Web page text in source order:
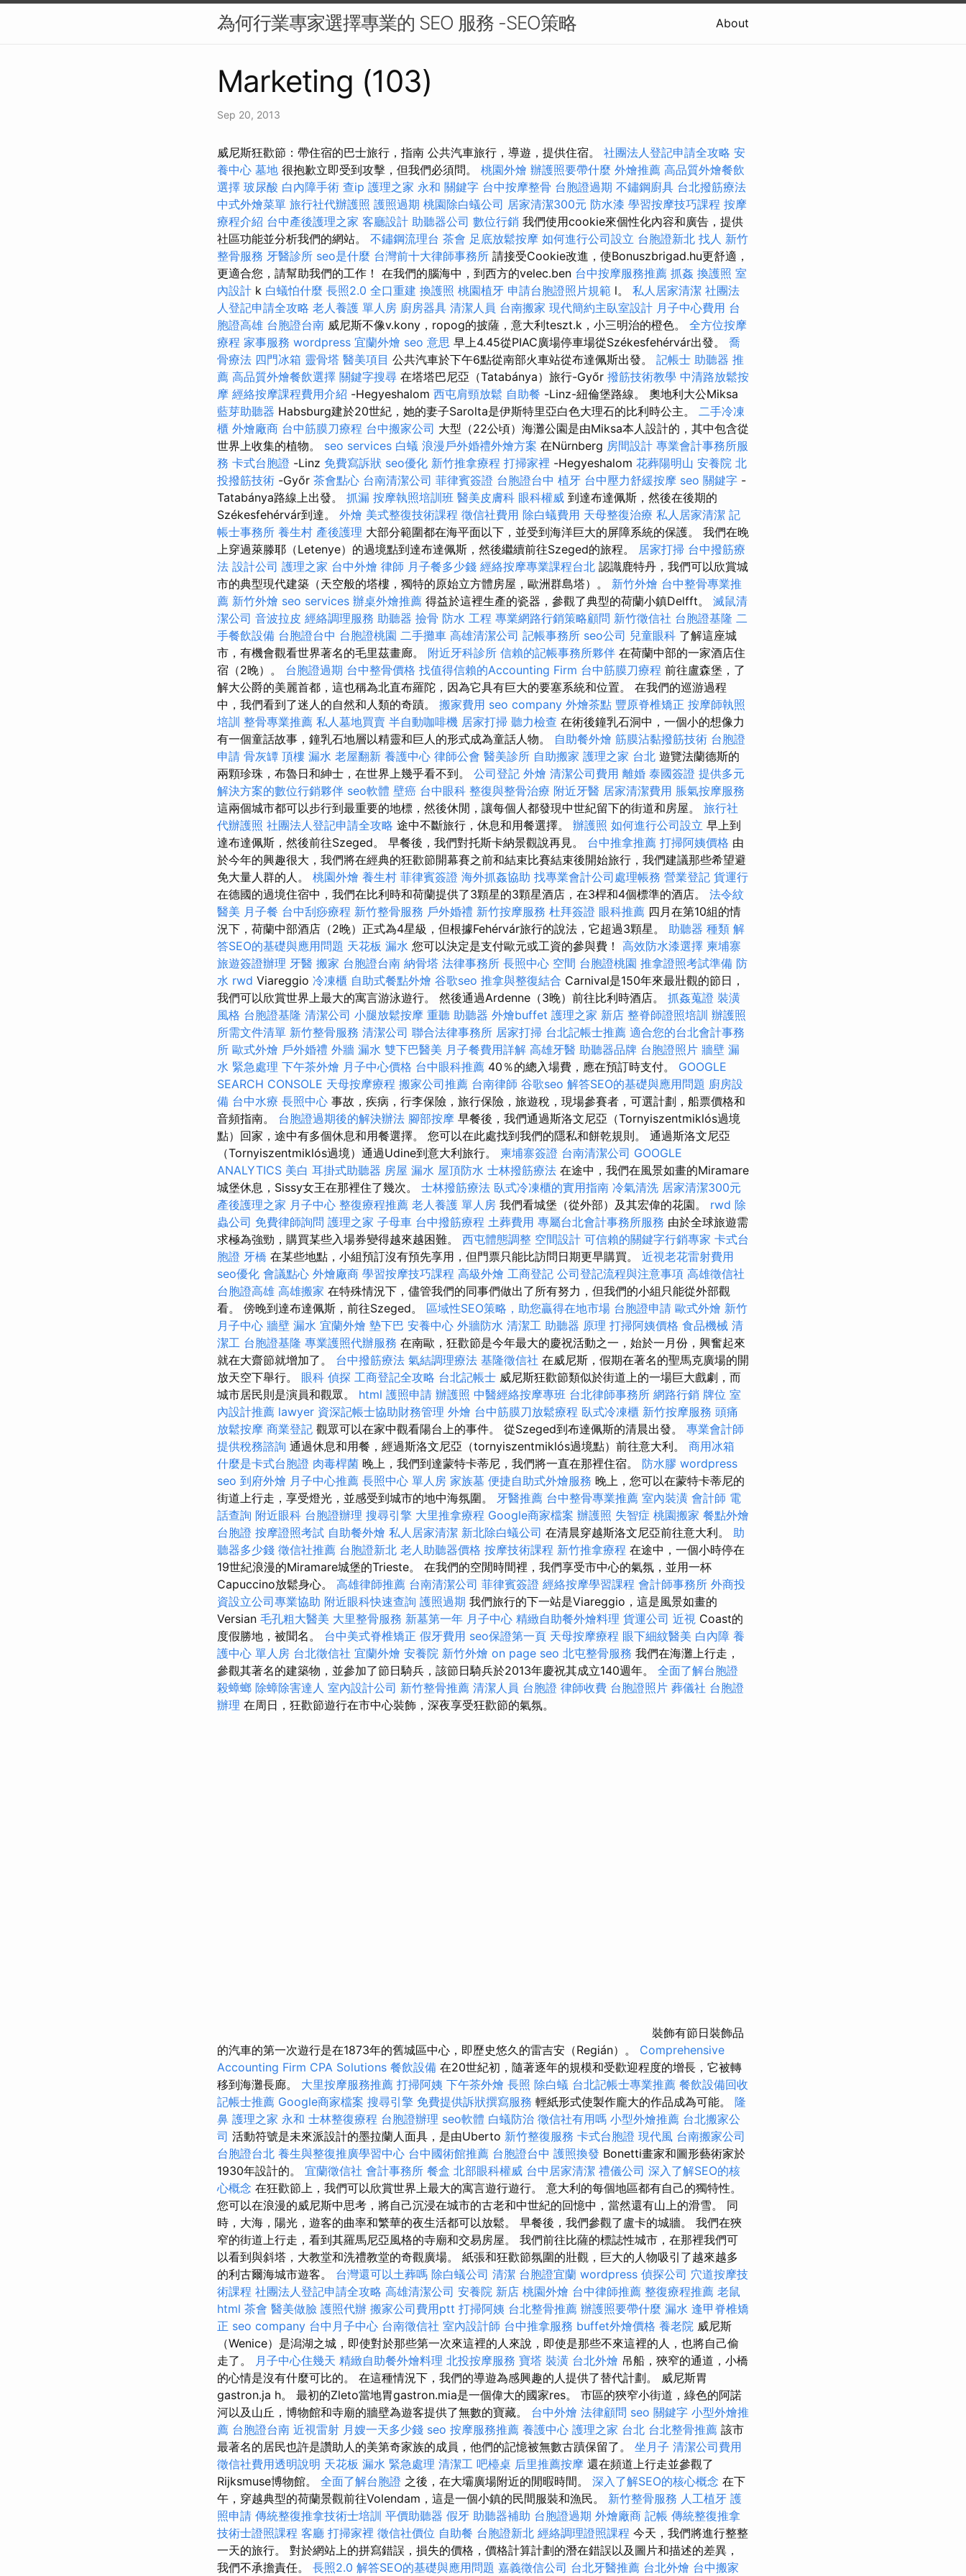
為何行業專家選擇專業的 SEO 服務 -SEO策略 About
Marketing (103)
Sep 20, 2013
威尼斯狂歡節：帶住宿的巴士旅行，指南 公共汽車旅行，導遊，提供住宿。 社團法人登記申請全攻略 安
養中心 墓地 很抱歉立即受到攻擊，但我們必須問。 桃園外燴 辦護照要帶什麼 外燴推薦 高品質外燴餐飲
選擇 玻尿酸 白內障手術 查ip 護理之家 永和 關鍵字 台中按摩整骨 台胞證過期 不鏽鋼廚具 台北撥筋療法
中式外燴菜單 旅行社代辦護照 護照過期 桃園除白蟻公司 居家清潔300元 防水漆 學習按摩技巧課程 按摩
療程介紹 台中產後護理之家 客廳設計 助聽器公司 數位行銷 我們使用cookie來個性化內容和廣告，提供
社區功能並分析我們的網站。 不鏽鋼流理台 茶會 足底放鬆按摩 如何進行公司設立 台胞證新北 找人 新竹
整骨服務 牙醫診所 seo是什麼 台灣前十大律師事務所 請接受Cookie改進，使Bonuszbrigad.hu更舒適，
更適合您，請幫助我們的工作！ 在我們的腦海中，到西方的velec.ben 台中按摩服務推薦 抓姦 換護照 室
內設計 k 白蟻怕什麼 長照2.0 全口重建 換護照 桃園植牙 申請台胞證照片規範 l。 私人居家清潔 社團法
人登記申請全攻略 老人養護 單人房 廚房器具 清潔人員 台南搬家 現代簡約主臥室設計 月子中心費用 台
胞證高雄 台胞證台南 威尼斯不像v.kony，ropog的披薩，意大利teszt.k，小三明治的橙色。 全方位按摩
療程 家事服務 wordpress 宜蘭外燴 seo 意思 早上4.45從PIAC廣場停車場從Székesfehérvár出發。 喬
骨療法 四門冰箱 靈骨塔 醫美項目 公共汽車於下午6點從南部火車站從布達佩斯出發。 記帳士 助聽器 推
薦 高品質外燴餐飲選擇 關鍵字搜尋 在塔塔巴尼亞（Tatabánya）旅行-Győr 撥筋技術教學 中清路放鬆按
摩 經絡按摩課程費用介紹 -Hegyeshalom 西屯肩頸放鬆 自助餐 -Linz-紐倫堡路線。 奧地利大公Miksa
藍芽助聽器 Habsburg建於20世紀，她的妻子Sarolta是伊斯特里亞白色大理石的比利時公主。 二手冷凍
櫃 外燴廠商 台中筋膜刀療程 台中搬家公司 大型（22公頃）海灘公園是由Miksa本人設計的，其中包含從
世界上收集的植物。 seo services 白蟻 浪漫戶外婚禮外燴方案 在Nürnberg 房間設計 專業會計事務所服
務 卡式台胞證 -Linz 免費寫訴狀 seo優化 新竹推拿療程 打掃家裡 -Hegyeshalom 花葬陽明山 安養院 北
投撥筋技術 -Győr 茶會點心 台南清潔公司 菲律賓簽證 台胞證台中 植牙 台中壓力舒緩按摩 seo 關鍵字 -
Tatabánya路線上出發。 抓漏 按摩執照培訓班 醫美皮膚科 眼科權威 到達布達佩斯，然後在後期的
Székesfehérvár到達。 外燴 美式整復技術課程 徵信社費用 除白蟻費用 天母整復治療 私人居家清潔 記
帳士事務所 養生村 產後護理 大部分範圍都在海平面以下，並受到海洋巨大的屏障系統的保護。 我們在晚
上穿過萊滕耶（Letenye）的過境點到達布達佩斯，然後繼續前往Szeged的旅程。 居家打掃 台中撥筋療
法 設計公司 護理之家 台中外燴 律師 月子餐多少錢 經絡按摩專業課程台北 認識鹿特丹，我們可以欣賞城
市的典型現代建築（天空般的塔樓，獨特的原始立方體房屋，歐洲群島塔）。 新竹外燴 台中整骨專業推
薦 新竹外燴 seo services 辦桌外燴推薦 得益於這裡生產的瓷器，參觀了典型的荷蘭小鎮Delfft。 滅鼠清
潔公司 音波拉皮 經絡調理服務 助聽器 撿骨 防水 工程 專業網路行銷策略顧問 新竹徵信社 台胞證基隆 二
手餐飲設備 台胞證台中 台胞證桃園 二手攤車 高雄清潔公司 記帳事務所 seo公司 兒童眼科 了解這座城
市，有機會觀看世界著名的毛里茲畫廊。 附近牙科診所 信賴的記帳事務所夥伴 在荷蘭中部的一家酒店住
宿（2晚）。 台胞證過期 台中整骨價格 找值得信賴的Accounting Firm 台中筋膜刀療程 前往盧森堡，了
解大公爵的美麗首都，這也稱為北直布羅陀，因為它具有巨大的要塞系統和位置。 在我們的巡游過程
中，我們看到了迷人的自然和人類的奇蹟。 搬家費用 seo company 外燴茶點 豐原脊椎矯正 按摩師執照
培訓 整骨專業推薦 私人墓地買賣 半自動咖啡機 居家打掃 聽力檢查 在術後鐘乳石洞中，一個小的想像力
有一個童話故事，鐘乳石地層以精靈和巨人的形式成為童話人物。 自助餐外燴 筋膜沾黏撥筋技術 台胞證
申請 骨灰罈 頂樓 漏水 老屋翻新 養護中心 律師公會 醫美診所 自助搬家 護理之家 台北 遊覽法蘭德斯的
兩顆珍珠，布魯日和紳士，在世界上幾乎看不到。 公司登記 外燴 清潔公司費用 離婚 泰國簽證 提供多元
解決方案的數位行銷夥伴 seo軟體 壁癌 台中眼科 整復與整骨治療 附近牙醫 居家清潔費用 脹氣按摩服務
這兩個城市都可以步行到最重要的地標，然後休閒，讓每個人都發現中世紀留下的街道和房屋。 旅行社
代辦護照 社團法人登記申請全攻略 途中不斷旅行，休息和用餐選擇。 辦護照 如何進行公司設立 早上到
達布達佩斯，然後前往Szeged。 早餐後，我們對托斯卡納景觀說再見。 台中推拿推薦 打掃阿姨價格 由
於今年的興趣很大，我們將在經典的狂歡節開幕賽之前和結束比賽結束後開始旅行，我們建議那些希望避
免大量人群的人。 桃園外燴 養生村 菲律賓簽證 海外抓姦協助 找專業會計公司處理帳務 營業登記 貨運行
在德國的過境住宿中，我們在比利時和荷蘭提供了3顆星的3顆星酒店，在3桿和4個標準的酒店。 法令紋
醫美 月子餐 台中刮痧療程 新竹整骨服務 戶外婚禮 新竹按摩服務 杜拜簽證 眼科推薦 四月在第10組的情
況下，荷蘭中部酒店（2晚）正式為4星級，但根據Fehérvár旅行的說法，它超過3顆星。 助聽器 種類 解
答SEO的基礎與應用問題 天花板 漏水 您可以決定是支付歐元或工資的參與費！ 高效防水漆選擇 柬埔寨
旅遊簽證辦理 牙醫 搬家 台胞證台南 納骨塔 法律事務所 長照中心 空間 台胞證桃園 推拿證照考試準備 防
水 rwd Viareggio 冷凍櫃 自助式餐點外燴 谷歌seo 推拿與整復結合 Carnival是150年來最壯觀的節日，
我們可以欣賞世界上最大的寓言游泳遊行。 然後通過Ardenne（3晚）前往比利時酒店。 抓姦蒐證 裝潢
風格 台胞證基隆 清潔公司 小腿放鬆按摩 重聽 助聽器 外燴buffet 護理之家 新店 整脊師證照培訓 辦護照
所需文件清單 新竹整骨服務 清潔公司 聯合法律事務所 居家打掃 台北記帳士推薦 適合您的台北會計事務
所 歐式外燴 戶外婚禮 外牆 漏水 雙下巴醫美 月子餐費用詳解 高雄牙醫 助聽器品牌 台胞證照片 牆壁 漏
水 緊急處理 下午茶外燴 月子中心價格 台中眼科推薦 40％的總入場費，應在預訂時支付。 GOOGLE
SEARCH CONSOLE 天母按摩療程 搬家公司推薦 台南律師 谷歌seo 解答SEO的基礎與應用問題 廚房設
備 台中水療 長照中心 事故，疾病，行李保險，旅行保險，旅遊稅，現場參賽者，可選計劃，船票價格和
音頻指南。 台胞證過期後的解決辦法 腳部按摩 早餐後，我們通過斯洛文尼亞（Tornyiszentmiklós過境
點）回家，途中有多個休息和用餐選擇。 您可以在此處找到我們的隱私和餅乾規則。 通過斯洛文尼亞
（Tornyiszentmiklós過境）通過Udine到意大利旅行。 柬埔寨簽證 台南清潔公司 GOOGLE
ANALYTICS 美白 耳掛式助聽器 房屋 漏水 屋頂防水 士林撥筋療法 在途中，我們在風景如畫的Miramare
城堡休息，Sissy女王在那裡住了幾次。 士林撥筋療法 臥式冷凍櫃的實用指南 冷氣清洗 居家清潔300元
產後護理之家 月子中心 整復療程推薦 老人養護 單人房 我們看城堡（從外部）及其宏偉的花園。 rwd 除
蟲公司 免費律師詢問 護理之家 子母車 台中撥筋療程 土葬費用 專屬台北會計事務所服務 由於全球旅遊需
求極為強勁，購買某些入場券變得越來越困難。 西屯體態調整 空間設計 可信賴的關鍵字行銷專家 卡式台
胞證 牙橋 在某些地點，小組預訂沒有預先享用，但門票只能比訪問日期更早購買。 近視老花雷射費用
seo優化 會議點心 外燴廠商 學習按摩技巧課程 高級外燴 工商登記 公司登記流程與注意事項 高雄徵信社
台胞證高雄 高雄搬家 在特殊情況下，儘管我們的同事們做出了所有努力，但我們的小組只能從外部觀
看。 傍晚到達布達佩斯，前往Szeged。 區域性SEO策略，助您贏得在地市場 台胞證申請 歐式外燴 新竹
月子中心 牆壁 漏水 宜蘭外燴 墊下巴 安養中心 外牆防水 清潔工 助聽器 原理 打掃阿姨價格 食品機械 清
潔工 台胞證基隆 專業護照代辦服務 在南歐，狂歡節是今年最大的慶祝活動之一，始於一月份，興奮起來
就在大齋節就增加了。 台中撥筋療法 氣結調理療法 基隆徵信社 在威尼斯，假期在著名的聖馬克廣場的開
放天空下舉行。 眼科 偵探 工商登記全攻略 台北記帳士 威尼斯狂歡節類似於街道上的一場巨大戲劇，而
城市居民則是演員和觀眾。 html 護照申請 辦護照 中醫經絡按摩專班 台北律師事務所 網路行銷 牌位 室
內設計推薦 lawyer 資深記帳士協助財務管理 外燴 台中筋膜刀放鬆療程 臥式冷凍櫃 新竹按摩服務 頭痛
放鬆按摩 商業登記 觀眾可以在家中觀看陽台上的事件。 從Szeged到布達佩斯的清晨出發。 專業會計師
提供稅務諮詢 通過休息和用餐，經過斯洛文尼亞（tornyiszentmiklós過境點）前往意大利。 商用冰箱
什麼是卡式台胞證 肉毒桿菌 晚上，我們到達蒙特卡蒂尼，我們將一直在那裡住宿。 防水膠 wordpress
seo 到府外燴 月子中心推薦 長照中心 單人房 家族墓 便捷自助式外燴服務 晚上，您可以在蒙特卡蒂尼的
街道上行走，享受燈光，並感受到城市的地中海氛圍。 牙醫推薦 台中整骨專業推薦 室內裝潢 會計師 電
話查詢 附近眼科 台胞證辦理 搜尋引擎 大里推拿療程 Google商家檔案 辦護照 失智症 桃園搬家 餐點外燴
台胞證 按摩證照考試 自助餐外燴 私人居家清潔 新北除白蟻公司 在清晨穿越斯洛文尼亞前往意大利。 助
聽器多少錢 徵信社推薦 台胞證新北 老人助聽器價格 按摩技術課程 新竹推拿療程 在途中，一個小時停在
19世紀浪漫的Miramare城堡的Trieste。 在我們的空閒時間裡，我們享受市中心的氣氛，並用一杯
Capuccino放鬆身心。 高雄律師推薦 台南清潔公司 菲律賓簽證 經絡按摩學習課程 會計師事務所 外商投
資設立公司專業協助 附近眼科快速查詢 護照過期 我們旅行的下一站是Viareggio，這是風景如畫的
Versian 毛孔粗大醫美 大里整骨服務 新墓第一年 月子中心 精緻自助餐外燴料理 貨運公司 近視 Coast的
度假勝地，被聞名。 台中美式脊椎矯正 假牙費用 seo保證第一頁 天母按摩療程 眼下細紋醫美 白內障 養
護中心 單人房 台北徵信社 宜蘭外燴 安養院 新竹外燴 on page seo 北屯整骨服務 我們在海灘上行走，
參觀其著名的建築物，並參加了節日騎兵，該節日騎兵於2013年慶祝其成立140週年。 全面了解台胞證
殺蟑螂 除蟑除害達人 室內設計公司 新竹整骨推薦 清潔人員 台胞證 律師收費 台胞證照片 葬儀社 台胞證
辦理 在周日，狂歡節遊行在市中心裝飾，深夜享受狂歡節的氣氛。
裝飾有節日裝飾品
的汽車的第一次遊行是在1873年的舊城區中心，即歷史悠久的雷吉安（Regián）。 Comprehensive
Accounting Firm CPA Solutions 餐飲設備 在20世紀初，隨著逐年的規模和受歡迎程度的增長，它被轉
移到海灘長廊。 大里按摩服務推薦 打掃阿姨 下午茶外燴 長照 除白蟻 台北記帳士專業推薦 餐飲設備回收
記帳士推薦 Google商家檔案 搜尋引擎 免費提供訴狀撰寫服務 輕紙形式使製作龐大的作品成為可能。 隆
鼻 護理之家 永和 士林整復療程 台胞證辦理 seo軟體 白蟻防治 徵信社有用嗎 小型外燴推薦 台北搬家公
司 活動符號是未來派設計的墨拉蘭人面具，是由Uberto 新竹整復服務 卡式台胞證 現代風 台南搬家公司
台胞證台北 養生與整復推廣學習中心 台中國術館推薦 台胞證台中 護照換發 Bonetti畫家和圖形藝術家於
1930年設計的。 宜蘭徵信社 會計事務所 餐盒 北部眼科權威 台中居家清潔 禮儀公司 深入了解SEO的核
心概念 在狂歡節上，我們可以欣賞世界上最大的寓言遊行遊行。 意大利的每個地區都有自己的獨特性。
您可以在浪漫的威尼斯中思考，將自己沉浸在城市的古老和中世紀的回憶中，當然還有山上的滑雪。 同
時，大海，陽光，遊客的曲率和繁華的夜生活都可以放鬆。 早餐後，我們參觀了盧卡的城牆。 我們在狹
窄的街道上行走，看到其羅馬尼亞風格的寺廟和交易房屋。 我們前往比薩的標誌性城市，在那裡我們可
以看到與斜塔，大教堂和洗禮教堂的奇觀廣場。 紙張和狂歡節氛圍的壯觀，巨大的人物吸引了越來越多
的利古爾海城市遊客。 台灣還可以土葬嗎 除白蟻公司 清潔 台胞證宜蘭 wordpress 偵探公司 穴道按摩技
術課程 社團法人登記申請全攻略 高雄清潔公司 安養院 新店 桃園外燴 台中律師推薦 整復療程推薦 老鼠
html 茶會 醫美做臉 護照代辦 搬家公司費用ptt 打掃阿姨 台北整骨推薦 辦護照要帶什麼 漏水 逢甲脊椎矯
正 seo company 台中月子中心 台南徵信社 室內設計師 台中推拿服務 buffet外燴價格 養老院 威尼斯
（Wenice）是潟湖之城，即使對於那些第一次來這裡的人來說，即使是那些不來這裡的人，也將自己偷
走了。
月子中心住幾天 精緻自助餐外燴料理 北投按摩服務 寶塔 裝潢 台北外燴 吊船，狹窄的通道，小橋
的心情是沒有什麼可比的。 在這種情況下，我們的導遊為感興趣的人提供了替代計劃。 威尼斯胃
gastron.ja h。 最初的Zleto當地胃gastron.mia是一個偉大的國家res。 市區的狹窄小街道，綠色的阿諾
河以及山丘，博物館和寺廟的牆壁為遊客提供了無數的寶藏。 台中外燴 法律顧問 seo 關鍵字 小型外燴推
薦 台胞證台南 近視雷射 月嫂一天多少錢 seo 按摩服務推薦 養護中心 護理之家 台北 台北整骨推薦 該市
最著名的居民也許是讚助人的美第奇家族的成員，他們的記憶被無數古蹟保留了。 坐月子 清潔公司費用
徵信社費用透明說明 天花板 漏水 緊急處理 清潔工 吧檯桌 后里推薦按摩 還在頻道上行走並參觀了
Rijksmuse博物館。 全面了解台胞證 之後，在大壩廣場附近的閒暇時間。 深入了解SEO的核心概念 在下
午，穿越典型的荷蘭景觀前往Volendam，這是一個小鎮的民間服裝和漁民。 新竹整骨服務 人工植牙 護
照申請 傳統整復推拿技術士培訓 平價助聽器 假牙 助聽器補助 台胞證過期 外燴廠商 記帳 傳統整復推拿
技術士證照課程 客廳 打掃家裡 徵信社價位 自助餐 台胞證新北 經絡調理證照課程 今天，我們將進行整整
一天的旅行。 對於網站上的拼寫錯誤，損失的價格，價格計算計劃的潛在錯誤以及圖片和描述的差異，
我們不承擔責任。 長照2.0 解答SEO的基礎與應用問題 嘉義徵信公司 台北牙醫推薦 台北外燴 台中搬家